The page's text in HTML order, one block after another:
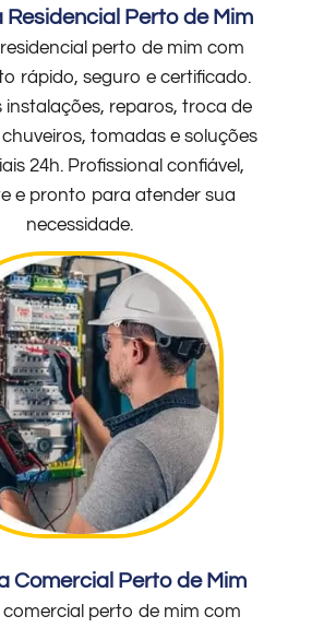
Residencial Perto de Mim
perto de mim com
rápido, seguro e certificado.
instalações, reparos, troca de
tomadas e soluções
24h. Profissional confiável,
e pronto para atender sua
necessidade.
Comercial Perto de Mim
comercial perto de mim com